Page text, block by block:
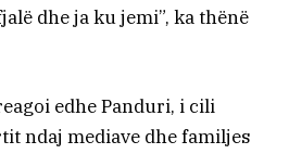
dhe ja ku jemi”, ka thënë
edhe Panduri, i cili
ndaj mediave dhe familjes